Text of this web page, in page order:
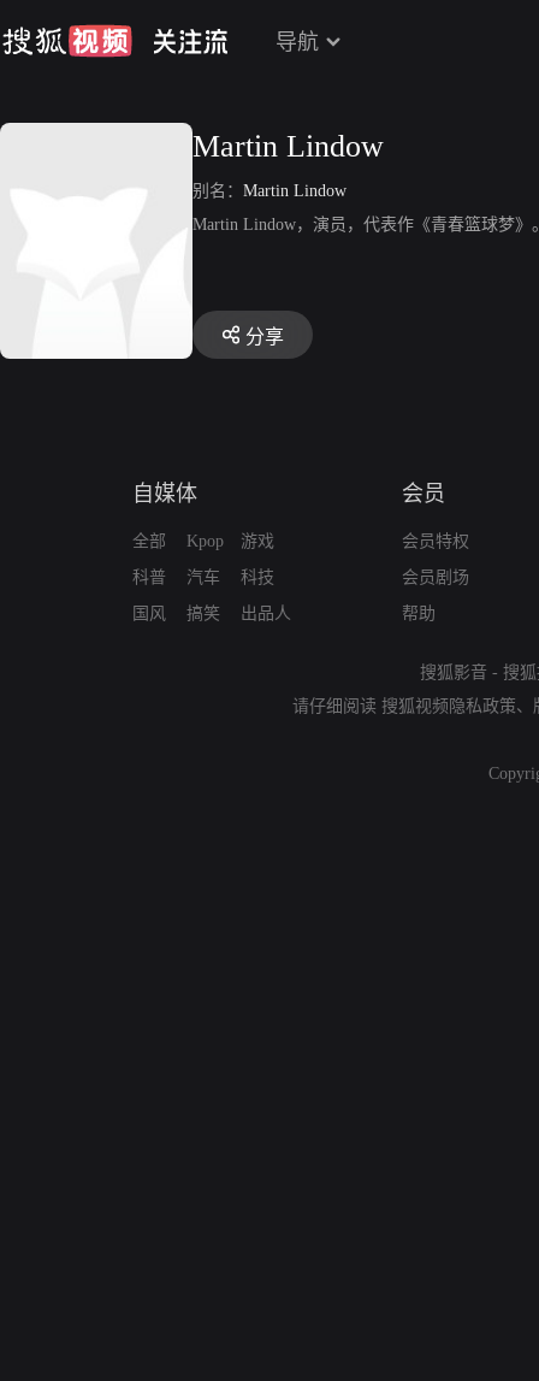
导航
Martin Lindow
别名： Martin Lindow
Martin Lindow，演员，代表作《青春篮球梦》
分享
自媒体
全部
科普
国风
Kpop
汽车
搞笑
游戏
科技
出品人
会员
会员特权
会员剧场
帮助
搜狐影音 - 搜
请仔细阅读 搜狐视频隐私政策、